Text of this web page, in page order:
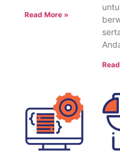
Read More »